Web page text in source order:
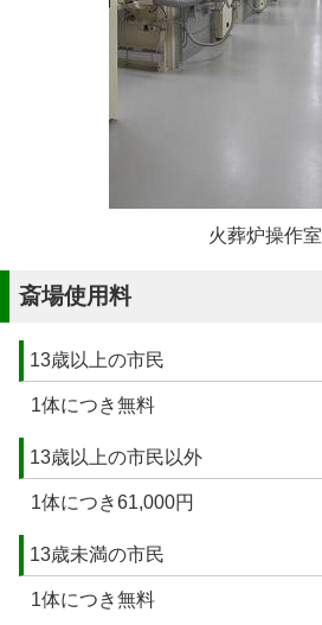
火葬炉操作室
斎場使用料
13歳以上の市民
1体につき無料
13歳以上の市民以外
1体につき61,000円
13歳未満の市民
1体につき無料